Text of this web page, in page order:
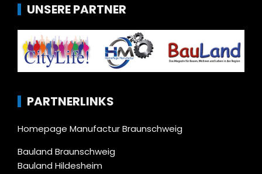
UNSERE PARTNER
PARTNERLINKS
Homepage Manufactur Braunschweig
Bauland Braunschweig
Bauland Hildesheim